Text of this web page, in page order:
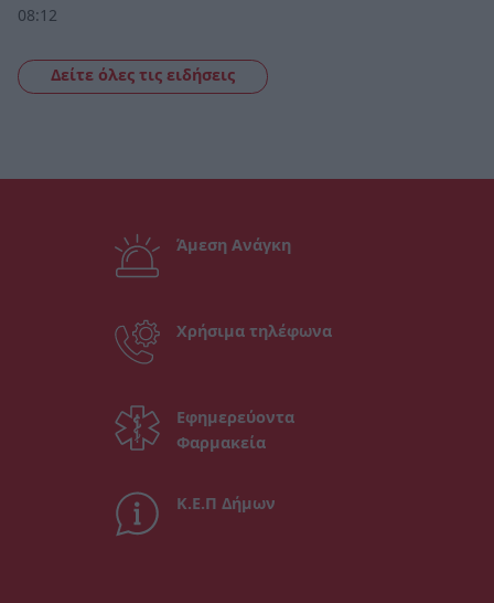
08:12
Δείτε όλες τις ειδήσεις
Άμεση Ανάγκη
Χρήσιμα τηλέφωνα
Εφημερεύοντα
Φαρμακεία
Κ.Ε.Π Δήμων